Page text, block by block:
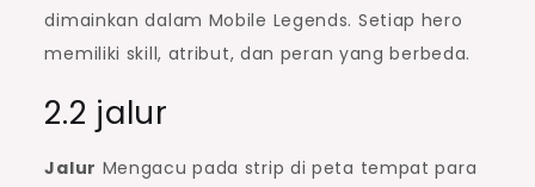
dimainkan dalam Mobile Legends. Setiap hero
memiliki skill, atribut, dan peran yang berbeda.
2.2 jalur
Jalur Mengacu pada strip di peta tempat para